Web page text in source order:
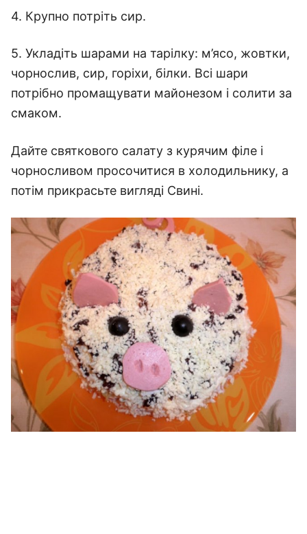
4. Крупно потріть сир.
5. Укладіть шарами на тарілку: м’ясо, жовтки,
чорнослив, сир, горіхи, білки. Всі шари
потрібно промащувати майонезом і солити за
смаком.
Дайте святкового салату з курячим філе і
чорносливом просочитися в холодильнику, а
потім прикрасьте вигляді Свині.